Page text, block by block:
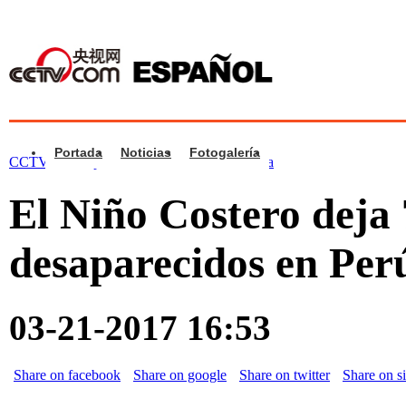
Portada Noticias Fotogalería
CCTV.com Español > Noticias >Iberoamérica
El Niño Costero deja
desaparecidos en
03-21-2017 16:53
Share on facebook Share on google Share on twitter Share on